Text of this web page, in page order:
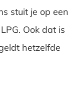
stuit je op een
Ook dat is
hetzelfde